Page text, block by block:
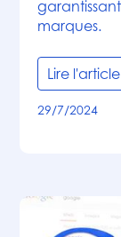
marques.
Lire l'article
29/7/2024